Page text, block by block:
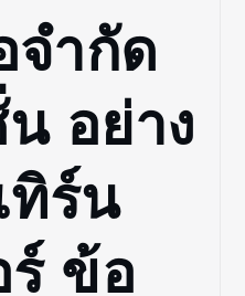
จำกัด
อย่าง
ทิร์น
ร์ ข้อ